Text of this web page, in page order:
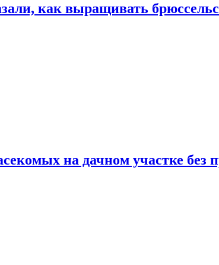
как выращивать
на дачном участке без